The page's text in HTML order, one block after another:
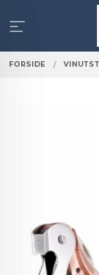
innholdet
FORSIDE